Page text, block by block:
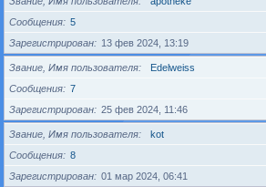
Сообщения
5
Зарегистрирован
13 фев 2024, 13:19
Звание, Имя пользователя
Edelweiss
Сообщения
7
Зарегистрирован
25 фев 2024, 11:46
Звание, Имя пользователя
kot
Сообщения
8
Зарегистрирован
01 мар 2024, 06:41